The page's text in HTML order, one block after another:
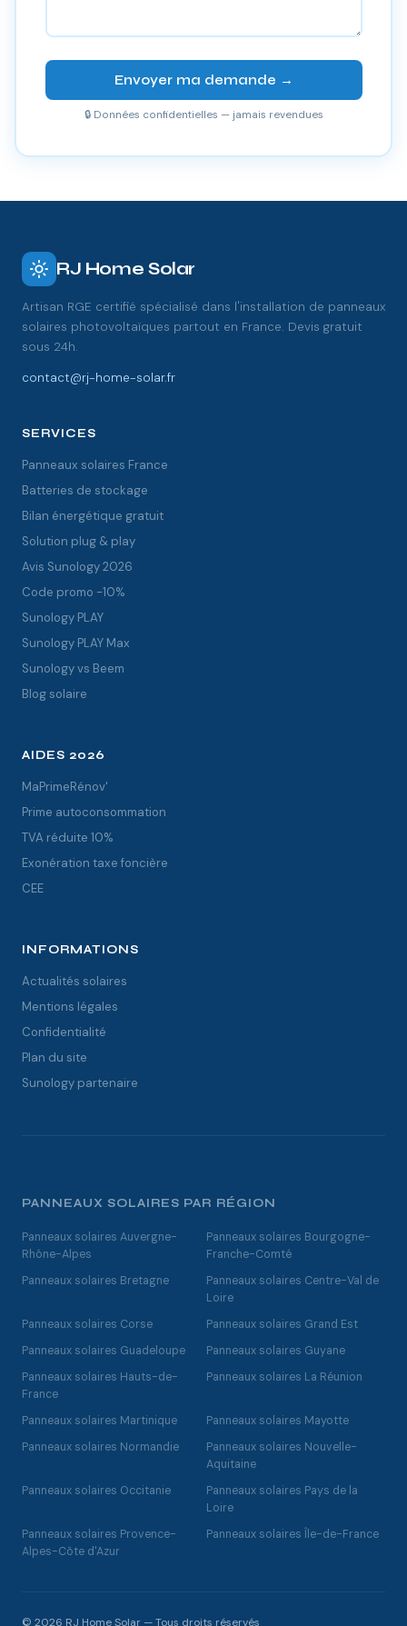
Envoyer ma demande →
🔒 Données confidentielles — jamais revendues
RJ Home Solar
Artisan RGE certifié spécialisé dans l'installation de panneaux
solaires photovoltaïques partout en France. Devis gratuit
sous 24h.
contact@rj-home-solar.fr
SERVICES
Panneaux solaires France
Batteries de stockage
Bilan énergétique gratuit
Solution plug & play
Avis Sunology 2026
Code promo -10%
Sunology PLAY
Sunology PLAY Max
Sunology vs Beem
Blog solaire
AIDES 2026
MaPrimeRénov'
Prime autoconsommation
TVA réduite 10%
Exonération taxe foncière
CEE
INFORMATIONS
Actualités solaires
Mentions légales
Confidentialité
Plan du site
Sunology partenaire
PANNEAUX SOLAIRES PAR RÉGION
Panneaux solaires Auvergne-
Rhône-Alpes
Panneaux solaires Bourgogne-
Franche-Comté
Panneaux solaires Bretagne
Panneaux solaires Centre-Val de
Loire
Panneaux solaires Corse
Panneaux solaires Grand Est
Panneaux solaires Guadeloupe
Panneaux solaires Guyane
Panneaux solaires Hauts-de-
France
Panneaux solaires La Réunion
Panneaux solaires Martinique
Panneaux solaires Mayotte
Panneaux solaires Normandie
Panneaux solaires Nouvelle-
Aquitaine
Panneaux solaires Occitanie
Panneaux solaires Pays de la
Loire
Panneaux solaires Provence-
Alpes-Côte d'Azur
Panneaux solaires Île-de-France
© 2026 RJ Home Solar — Tous droits réservés